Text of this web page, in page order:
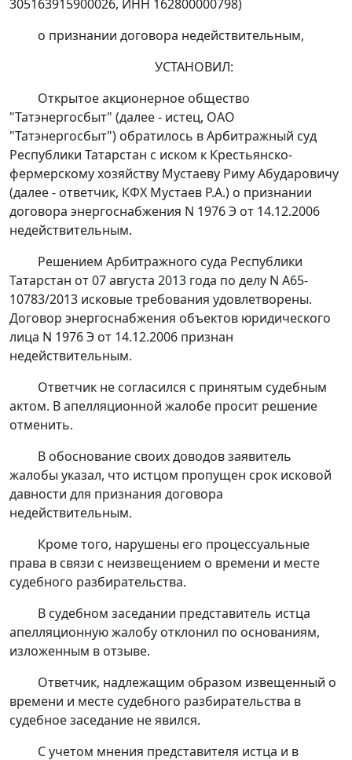
305163915900026, ИНН 162800000798)
о признании договора недействительным,
УСТАНОВИЛ:
Открытое акционерное общество
"Татэнергосбыт" (далее - истец, ОАО
"Татэнергосбыт") обратилось в Арбитражный суд
Республики Татарстан с иском к Крестьянско-
фермерскому хозяйству Мустаеву Риму Абударовичу
(далее - ответчик, КФХ Мустаев Р.А.) о признании
договора энергоснабжения N 1976 Э от 14.12.2006
недействительным.
Решением Арбитражного суда Республики
Татарстан от 07 августа 2013 года по делу N А65-
10783/2013 исковые требования удовлетворены.
Договор энергоснабжения объектов юридического
лица N 1976 Э от 14.12.2006 признан
недействительным.
Ответчик не согласился с принятым судебным
актом. В апелляционной жалобе просит решение
отменить.
В обоснование своих доводов заявитель
жалобы указал, что истцом пропущен срок исковой
давности для признания договора
недействительным.
Кроме того, нарушены его процессуальные
права в связи с неизвещением о времени и месте
судебного разбирательства.
В судебном заседании представитель истца
апелляционную жалобу отклонил по основаниям,
изложенным в отзыве.
Ответчик, надлежащим образом извещенный о
времени и месте судебного разбирательства в
судебное заседание не явился.
С учетом мнения представителя истца и в